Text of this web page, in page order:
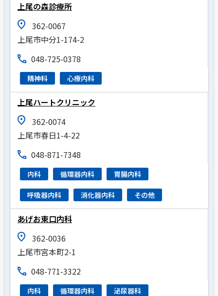
上尾の森診療所
362-0067
上尾市中分1-174-2
048-725-0378
精神科 心療内科
上尾ハートクリニック
362-0074
上尾市春日1-4-22
048-871-7348
内科 循環器内科 胃腸内科
呼吸器内科 消化器内科 その他
あげお東口内科
362-0036
上尾市宮本町2-1
048-771-3322
内科 循環器内科 泌尿器科